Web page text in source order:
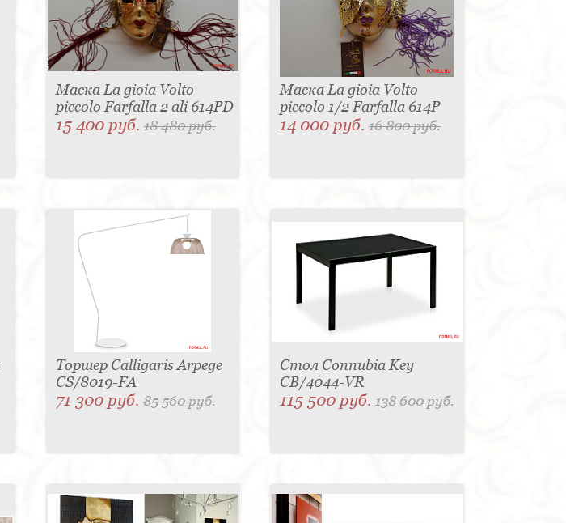
Маска La gioia Volto
piccolo Farfalla 2 ali 614PD
15 400 руб. 18 480 руб.
Маска La gioia Volto
piccolo 1/2 Farfalla 614P
14 000 руб.16 800 руб.
Торшер Calligaris Arpege
CS/8019-FA
71 300 руб. 85 560 руб.
Стол Connubia Key
CB/4044-VR
115 500 руб.138 600 руб.